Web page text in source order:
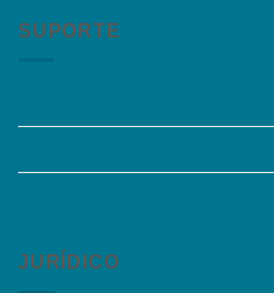
SUPORTE
JURÍDICO